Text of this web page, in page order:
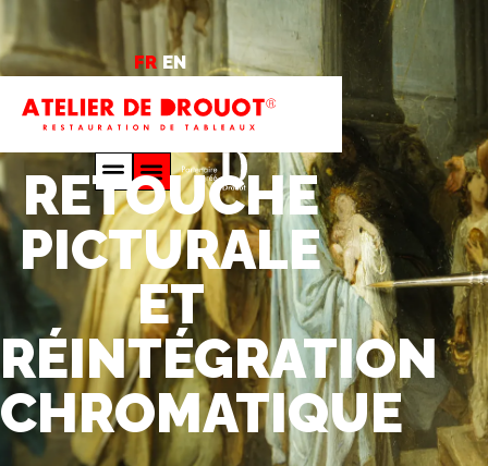
FR EN
RETOUCHE
PICTURALE
ET
RÉINTÉGRATION
CHROMATIQUE